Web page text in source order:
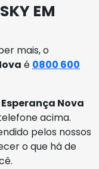
EM
mais, o
é 0800 600
Esperança Nova
acima.
pelos nossos
o que há de